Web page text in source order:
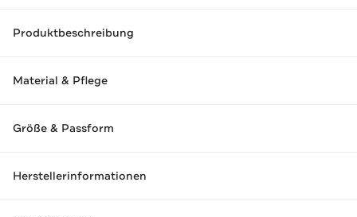
Produktbeschreibung
Material & Pflege
Größe & Passform
Herstellerinformationen